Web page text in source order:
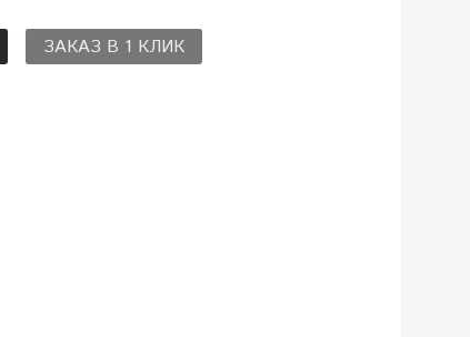
ЗАКАЗ В 1 КЛИК